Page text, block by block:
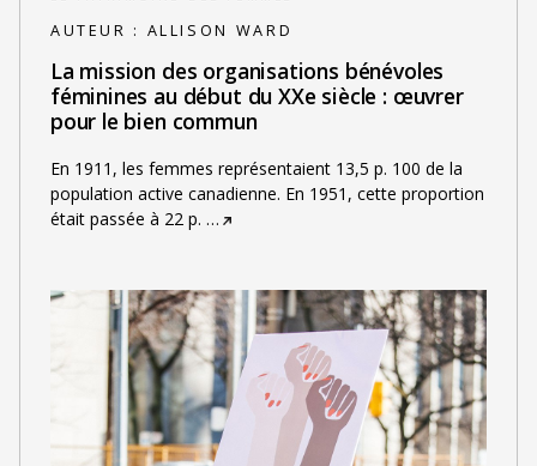
AUTEUR : ALLISON WARD
La mission des organisations bénévoles
féminines au début du XXe siècle : œuvrer
pour le bien commun
En 1911, les femmes représentaient 13,5 p. 100 de la
population active canadienne. En 1951, cette proportion
était passée à 22 p. …